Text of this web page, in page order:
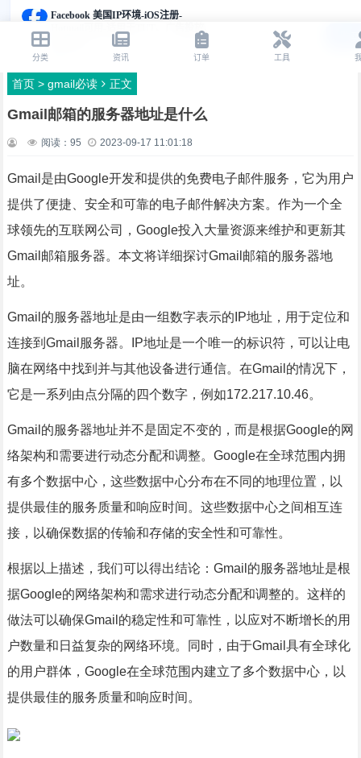
首页> gmail必读 正文
Gmail邮箱的服务器地址是什么
阅读： 95 2023-09-17 11:01:18
Gmail是由Google开发和提供的免费电子邮件服务，它为用户
提供了便捷、安全和可靠的电子邮件解决方案。作为一个全
球领先的互联网公司，Google投入大量资源来维护和更新其
Gmail邮箱服务器。本文将详细探讨Gmail邮箱的服务器地
址。
Gmail的服务器地址是由一组数字表示的IP地址，用于定位和
连接到Gmail服务器。IP地址是一个唯一的标识符，可以让电
脑在网络中找到并与其他设备进行通信。在Gmail的情况下，
它是一系列由点分隔的四个数字，例如172.217.10.46。
Gmail的服务器地址并不是固定不变的，而是根据Google的网
络架构和需要进行动态分配和调整。Google在全球范围内拥
有多个数据中心，这些数据中心分布在不同的地理位置，以
提供最佳的服务质量和响应时间。这些数据中心之间相互连
接，以确保数据的传输和存储的安全性和可靠性。
根据以上描述，我们可以得出结论：Gmail的服务器地址是根
据Google的网络架构和需求进行动态分配和调整的。这样的
做法可以确保Gmail的稳定性和可靠性，以应对不断增长的用
户数量和日益复杂的网络环境。同时，由于Gmail具有全球化
的用户群体，Google在全球范围内建立了多个数据中心，以
提供最佳的服务质量和响应时间。